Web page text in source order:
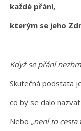
každé přání,
kterým se jeho
Když se přání
Skutečná podstata
co by se dalo nazvat
Nebo „není to cesta